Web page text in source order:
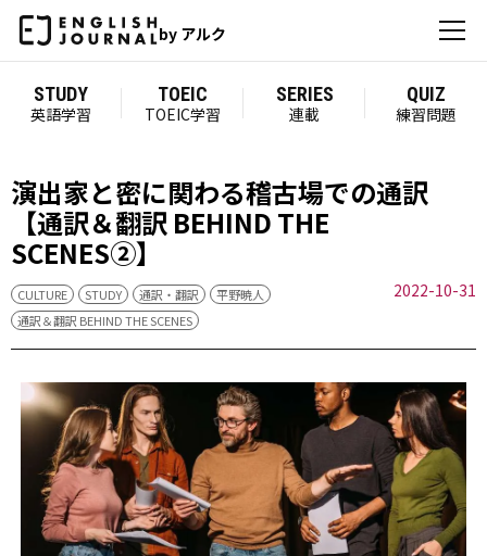
by アルク
STUDY
英語学習
TOEIC
TOEIC学習
SERIES
連載
QUIZ
練習問題
演出家と密に関わる稽古場での通訳
【通訳＆翻訳 BEHIND THE
SCENES②】
CULTURE STUDY 通訳・翻訳
平野暁人
通訳＆翻訳 BEHIND THE SCENES
2022-10-31